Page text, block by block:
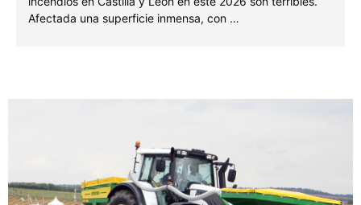
Afectada una superficie inmensa, con …